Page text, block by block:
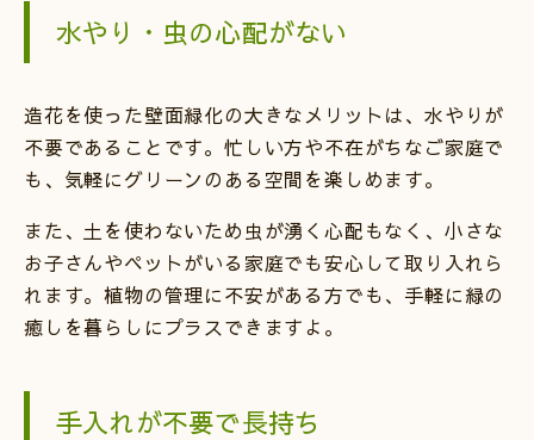
水やり・虫の心配がない
造花を使った壁面緑化の大きなメリットは、水やりが
不要であることです。忙しい方や不在がちなご家庭で
も、気軽にグリーンのある空間を楽しめます。
また、土を使わないため虫が湧く心配もなく、小さな
お子さんやペットがいる家庭でも安心して取り入れら
れます。植物の管理に不安がある方でも、手軽に緑の
癒しを暮らしにプラスできますよ。
手入れが不要で長持ち